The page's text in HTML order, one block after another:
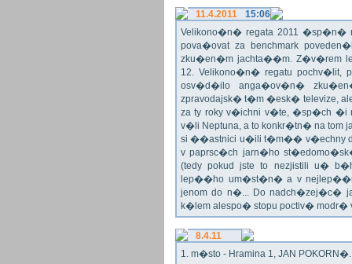
11.4.2011
15:06
Velikono�n� regata 2011 �sp�n�
pova�ovat za benchmark
zku�en�m jachta��m. Z�v�rem
12. Velikono�n� regatu
osv�d�ilo anga�ov�n�
zpravodajsk� t�m �esk� televize,
za ty roky v�ichni v�te, �sp�ch
v�li Neptuna, a to konkr�tn� na tom
si ��astnici u�ili t�m�� v�echny
v paprsc�ch jarn�ho
(tedy pokud jste to nezjistili u�
lep��ho um�st�n� a v
jenom do n�... Do nadch�zej�c�
k�lem alespo� stopu poctiv�
8.4.11
1. m�sto - Hramina 1, JAN